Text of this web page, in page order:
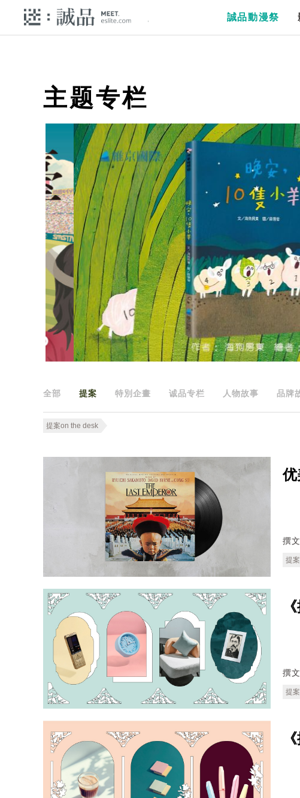
誠品動漫祭
主题专栏
全部 提案 特別企畫 诚品专栏 人物故事 品牌
提案on the desk
撰文
提
撰文
提